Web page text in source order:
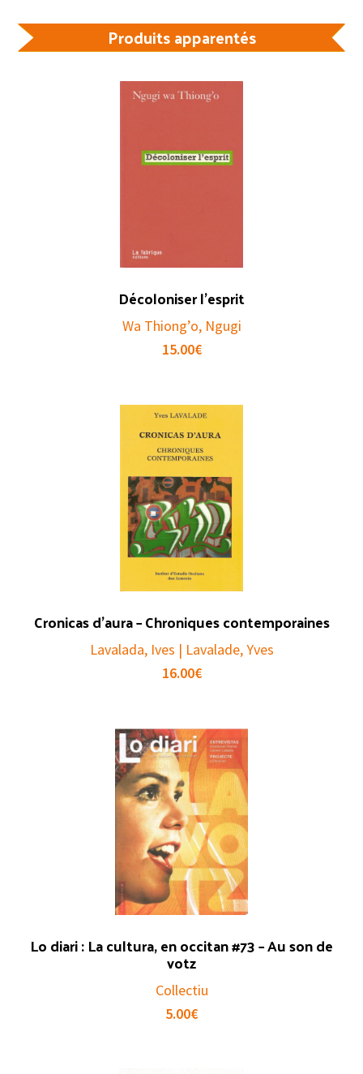
Produits apparentés
Décoloniser l’esprit
Wa Thiong’o, Ngugi
15.00€
Cronicas d’aura – Chroniques contemporaines
Lavalada, Ives | Lavalade, Yves
16.00€
Lo diari : La cultura, en occitan #73 – Au son de
votz
Collectiu
5.00€